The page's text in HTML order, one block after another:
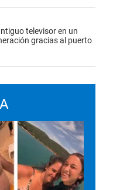
televisor en un
gracias al puerto